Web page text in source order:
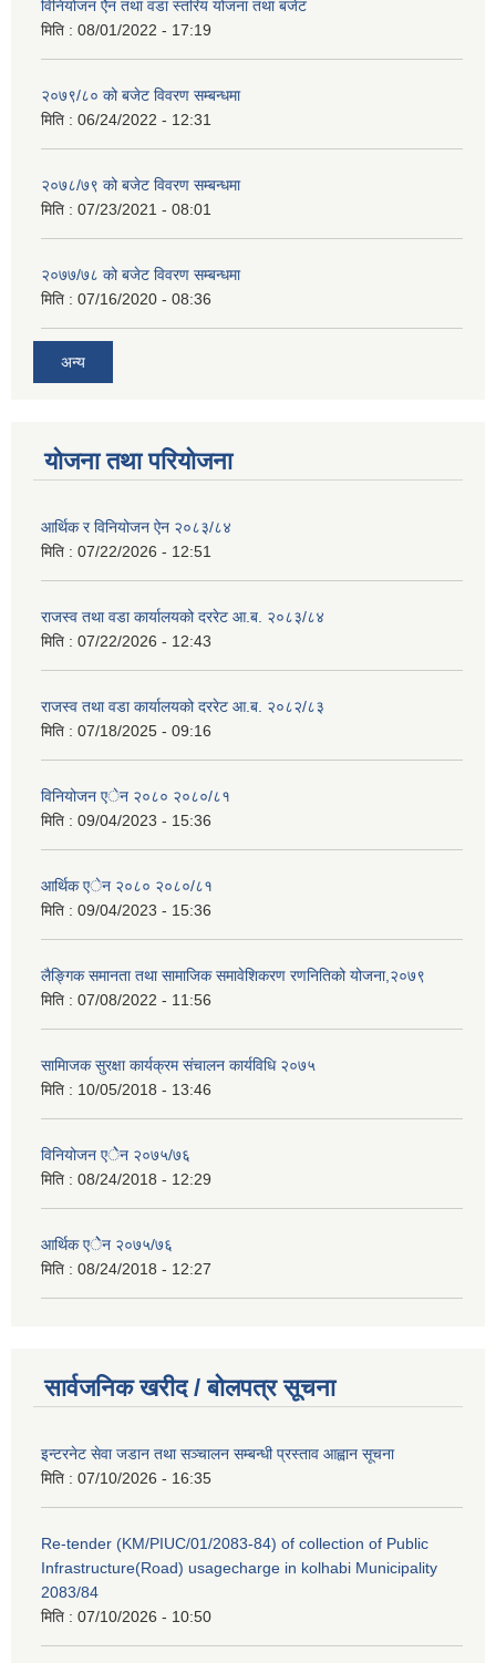
विनियोजन ऐेन तथा वडा स्तरिय योजना तथा बजेट
मिति : 08/01/2022 - 17:19
२०७९/८० को बजेट विवरण सम्बन्धमा
मिति : 06/24/2022 - 12:31
२०७८/७९ को बजेट विवरण सम्बन्धमा
मिति : 07/23/2021 - 08:01
२०७७/७८ को बजेट विवरण सम्बन्धमा
मिति : 07/16/2020 - 08:36
अन्य
योजना तथा परियोजना
आर्थिक र विनियोजन ऐन २०८३/८४
मिति : 07/22/2026 - 12:51
राजस्व तथा वडा कार्यालयको दररेट आ.ब. २०८३/८४
मिति : 07/22/2026 - 12:43
राजस्व तथा वडा कार्यालयको दररेट आ.ब. २०८२/८३
मिति : 07/18/2025 - 09:16
विनियोजन एेन २०८० २०८०/८१
मिति : 09/04/2023 - 15:36
आर्थिक एेन २०८० २०८०/८१
मिति : 09/04/2023 - 15:36
लैङ्गिक समानता तथा सामाजिक समावेशिकरण रणनितिको योजना,२०७९
मिति : 07/08/2022 - 11:56
सामािजक सुरक्षा कार्यक्रम संचालन कार्यविधि २०७५
मिति : 10/05/2018 - 13:46
विनियोजन एेेन २०७५/७६
मिति : 08/24/2018 - 12:29
आर्थिक एेेन २०७५/७६
मिति : 08/24/2018 - 12:27
सार्वजनिक खरीद / बोलपत्र सूचना
इन्टरनेट सेवा जडान तथा सञ्चालन सम्बन्धी प्रस्ताव आह्वान सूचना
मिति : 07/10/2026 - 16:35
Re-tender (KM/PIUC/01/2083-84) of collection of Public
Infrastructure(Road) usagecharge in kolhabi Municipality
2083/84
मिति : 07/10/2026 - 10:50